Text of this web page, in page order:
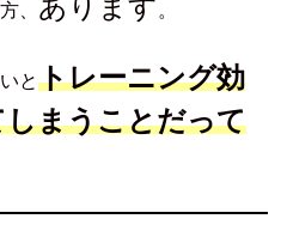
、 あります。
とトレーニング効
まうことだって